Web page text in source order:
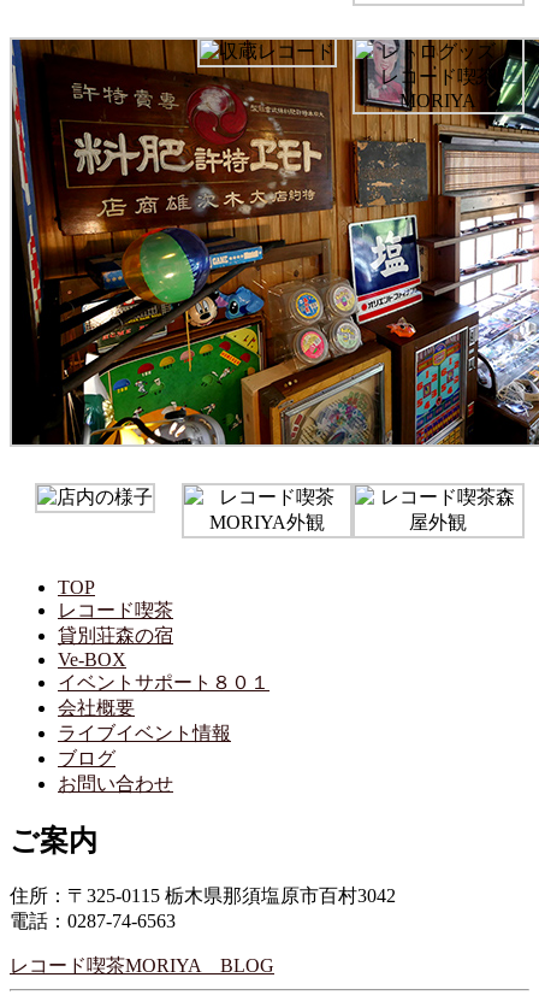
TOP
レコード喫茶
貸別荘森の宿
Ve-BOX
イベントサポート８０１
会社概要
ライブイベント情報
ブログ
お問い合わせ
ご案内
住所：〒325-0115 栃木県那須塩原市百村3042
電話：0287-74-6563
レコード喫茶MORIYA BLOG